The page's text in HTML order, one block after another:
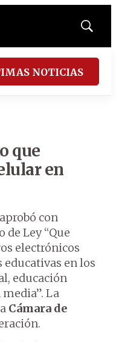
Mostrar
NOTICIAS
que
en
aprobó con
Ley “Que
electrónicos
en los
educación
La
Cámara de